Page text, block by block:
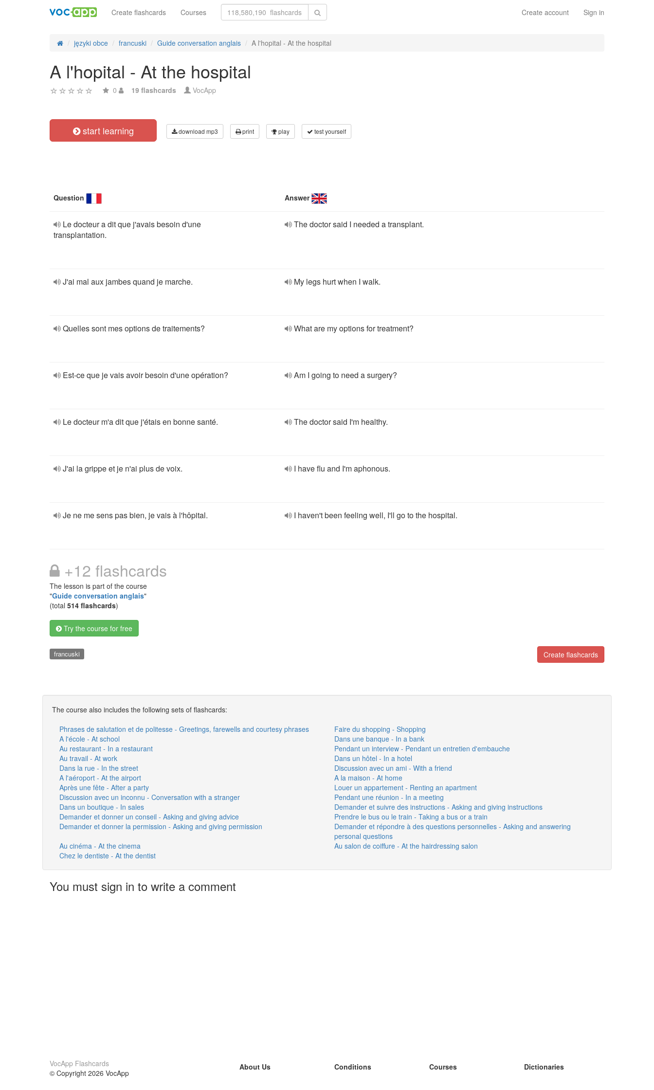
Create account Sign in
Create flashcards Courses
języki obce francuski Guide conversation anglais A l'hopital - At the hospital
A l'hopital - At the hospital
0 19 flashcards VocApp
start learning download mp3 print play test yourself
Question Answer
Le docteur a dit que j'avais besoin d'une
transplantation.
The doctor said I needed a transplant.
J'ai mal aux jambes quand je marche. My legs hurt when I walk.
Quelles sont mes options de traitements? What are my options for treatment?
Est-ce que je vais avoir besoin d'une opération? Am I going to need a surgery?
Le docteur m'a dit que j'étais en bonne santé. The doctor said I'm healthy.
J'ai la grippe et je n'ai plus de voix. I have flu and I'm aphonous.
Je ne me sens pas bien, je vais à l'hôpital. I haven't been feeling well, I'll go to the hospital.
+12 flashcards
The lesson is part of the course
"Guide conversation anglais"
(total 514 flashcards)
Try the course for free
Create flashcards
francuski
The course also includes the following sets of flashcards:
Phrases de salutation et de politesse - Greetings, farewells and courtesy phrases
Faire du shopping - Shopping
A l'école - At school
Dans une banque - In a bank
Au restaurant - In a restaurant
Pendant un interview - Pendant un entretien d'embauche
Au travail - At work
Dans un hôtel - In a hotel
Dans la rue - In the street
Discussion avec un ami - With a friend
A l'aéroport - At the airport
A la maison - At home
Après une fête - After a party
Louer un appartement - Renting an apartment
Discussion avec un inconnu - Conversation with a stranger
Pendant une réunion - In a meeting
Dans un boutique - In sales
Demander et suivre des instructions - Asking and giving instructions
Demander et donner un conseil - Asking and giving advice
Prendre le bus ou le train - Taking a bus or a train
Demander et donner la permission - Asking and giving permission
Demander et répondre à des questions personnelles - Asking and answering
personal questions
Au cinéma - At the cinema
Au salon de coiffure - At the hairdressing salon
Chez le dentiste - At the dentist
You must sign in to write a comment
VocApp Flashcards
© Copyright 2026 VocApp
About Us
Conditions
Courses
Dictionaries